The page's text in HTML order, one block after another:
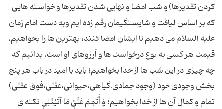
کردن تقدیرها) و شب امضا و نهایی شدن تقدیرها و خواسته هایی
که بر اساس لیاقت و شایستگیمان رقم زده ایم وبه دست امام زمان
علیه السلام می دهیم تا ایشان امضا کنند، بهترین ها را بخواهیم.
قیمت هر کسی به نوع درخواست ها و آرزوهای او است. بدانیم که
چه چیزی در این شب ها از خدا بخواهیم؛ باید با امید در باب هر پنج
بخش وجودی خود (وجود جمادی،گیاهی،حیوانی،عقلی،فوق عقلی)
تمام و کمال آن ها از خدا بخواهیم؛ وَ أَتْمِمْ عَلَيَّ مَا آتَيْتَنِي نکته ی